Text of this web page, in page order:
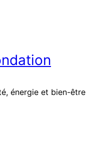
énergie et bien-être